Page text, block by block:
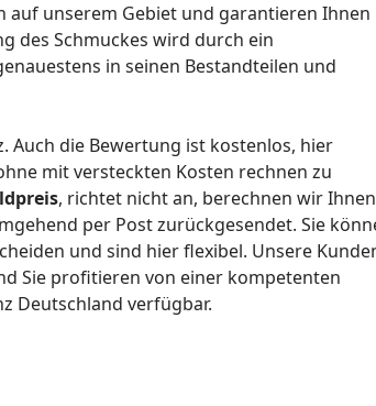
auf unserem Gebiet und garantieren Ihnen
des Schmuckes wird durch ein
in seinen Bestandteilen und
Auch die Bewertung ist kostenlos, hier
mit versteckten Kosten rechnen zu
, richtet nicht an, berechnen wir Ihnen
per Post zurückgesendet. Sie
und sind hier flexibel. Unsere
Sie profitieren von einer kompetenten
Deutschland verfügbar.